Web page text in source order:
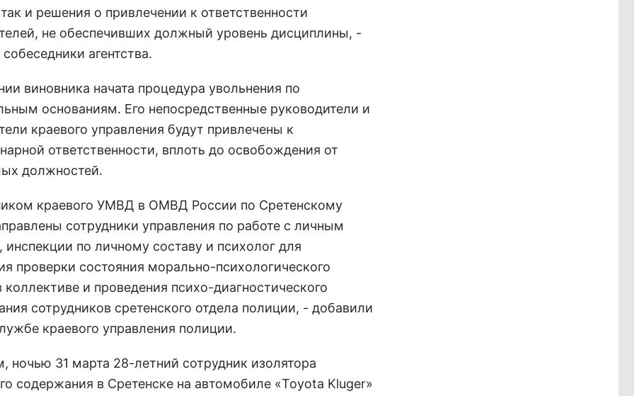
и решения о привлечении к ответственности
не обеспечивших должный уровень дисциплины, -
агентства.
виновника начата процедура увольнения по
основаниям. Его непосредственные руководители и
краевого управления будут привлечены к
ответственности, вплоть до освобождения от
должностей.
краевого УМВД в ОМВД России по Сретенскому
сотрудники управления по работе с личным
инспекции по личному составу и психолог для
проверки состояния морально-психологического
коллективе и проведения психо-диагностического
сотрудников сретенского отдела полиции, - добавили
краевого управления полиции.
ночью 31 марта 28-летний сотрудник изолятора
содержания в Сретенске на автомобиле «Toyota Kluger»